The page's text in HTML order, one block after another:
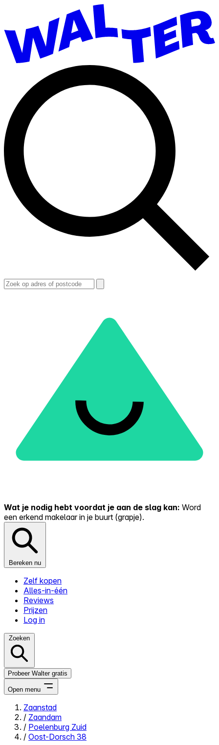
Wat je nodig hebt voordat je aan de slag kan: Word
een erkend makelaar in je buurt (grapje).
Bereken nu
Zelf kopen
Alles-in-één
Reviews
Prijzen
Log in
Zoeken
Probeer Walter gratis
Open menu
Close menu
Zaanstad
/ Zaandam
/ Poelenburg Zuid
/ Oost-Dorsch 38